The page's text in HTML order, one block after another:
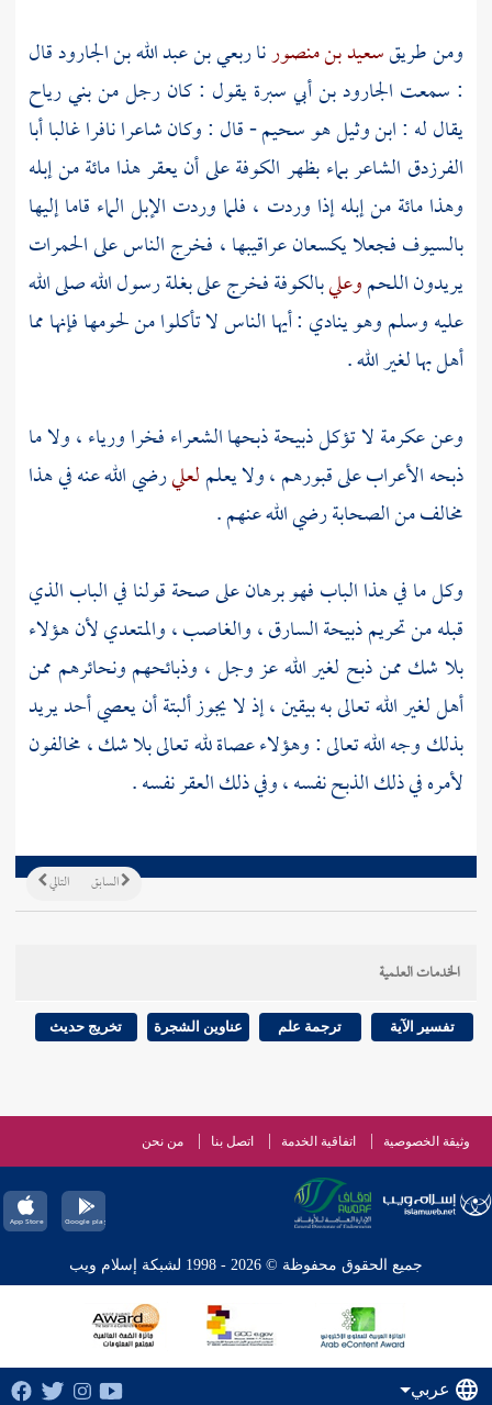
ومن طريقسعيد بن منصورناربعي بن عبد الله بن الجارودقال
: سمعت الجارود بن أبي سبرةيقول : كان رجل منبني رياح
يقال له :ابن وثيل هو سحيم -قال : وكان شاعرا نافرا غالباأبا
الفرزدق الشاعر بماء بظهرالكوفةعلى أن يعقر هذا مائة من إبله
وهذا مائة من إبله إذا وردت ، فلما وردت الإبل الماء قاما إليها
بالسيوف فجعلا يكسعان عراقيبها ، فخرج الناس على الحمرات
يريدون اللحموعليبالكوفةفخرج على بغلة رسول الله صلى الله
عليه وسلم وهو ينادي : أيها الناس لا تأكلوا من لحومها فإنها مما
أهل بها لغير الله .
وعنعكرمةلا تؤكل ذبيحة ذبحها الشعراء فخرا ورياء ، ولا ما
ذبحهالأعرابعلى قبورهم ، ولا يعلملعليرضي الله عنه في هذا
مخالف من الصحابة رضي الله عنهم .
وكل ما في هذا الباب فهو برهان على صحة قولنا في الباب الذي
قبله من تحريم ذبيحة السارق ، والغاصب ، والمتعدي لأن هؤلاء
بلا شك ممن ذبح لغير الله عز وجل ، وذبائحهم ونحائرهم ممن
أهل لغير الله تعالى به بيقين ، إذ لا يجوز ألبتة أن يعصي أحد يريد
بذلك وجه الله تعالى : وهؤلاء عصاة لله تعالى بلا شك ، مخالفون
لأمره في ذلك الذبح نفسه ، وفي ذلك العقر نفسه .
التالي السابق
الخدمات العلمية
تفسير الآية ترجمة علم عناوين الشجرة تخريج حديث
وثيقة الخصوصية اتفاقية الخدمة اتصل بنا من نحن
جميع الحقوق محفوظة © 2026 - 1998 لشبكة إسلام ويب
عربي